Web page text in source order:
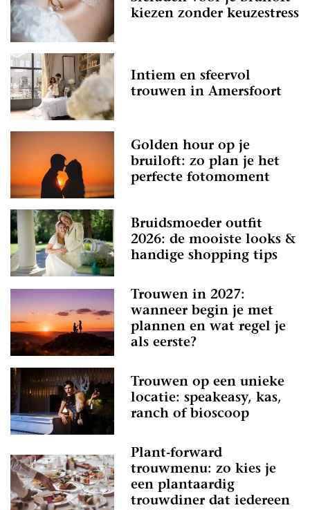
kiezen zonder keuzestress
Intiem en sfeervol
trouwen in Amersfoort
Golden hour op je
bruiloft: zo plan je het
perfecte fotomoment
Bruidsmoeder outfit
2026: de mooiste looks &
handige shopping tips
Trouwen in 2027:
wanneer begin je met
plannen en wat regel je
als eerste?
Trouwen op een unieke
locatie: speakeasy, kas,
ranch of bioscoop
Plant-forward
trouwmenu: zo kies je
een plantaardig
trouwdiner dat iedereen